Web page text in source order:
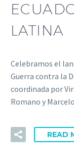
LATINA
Celebramos el
Guerra contra la
coordinada por
Romano y
READ